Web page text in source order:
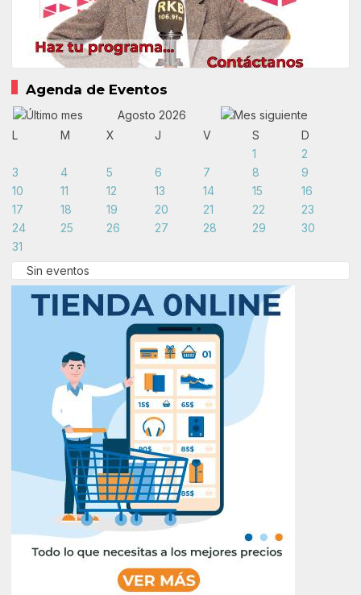
Agenda de Eventos
Agosto 2026
L
M X J V S
D
1
2
3
4 5 6 7 8
9
10
11 12 13 14 15
16
17
18 19 20 21 22
23
24
25 26 27 28 29
30
31
Sin eventos